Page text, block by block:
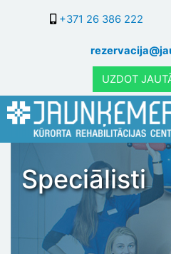
+371 26 386 222
UZDOT
Speciālisti